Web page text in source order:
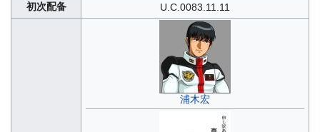
初次配备
U.C.0083.11.11
浦木宏